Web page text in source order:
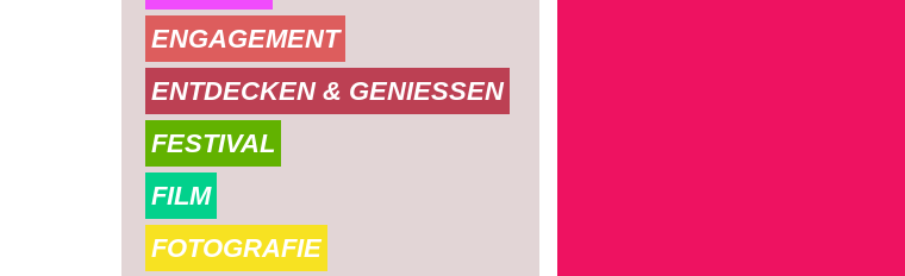
ENGAGEMENT
ENTDECKEN & GENIESSEN
FESTIVAL
FILM
FOTOGRAFIE